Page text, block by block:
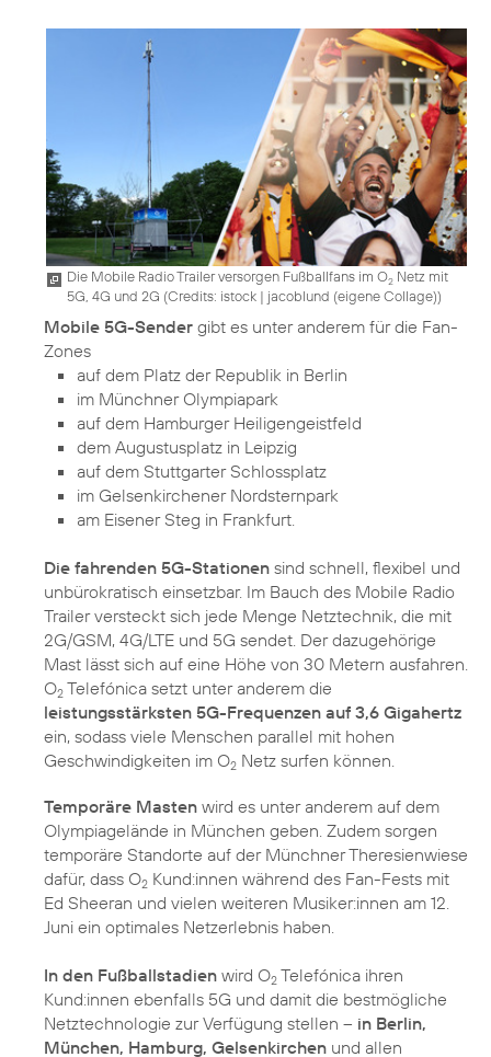
Die Mobile Radio Trailer versorgen Fußballfans im O2 Netz mit
5G, 4G und 2G (Credits: istock | jacoblund (eigene Collage))
Mobile 5G-Sender gibt es unter anderem für die Fan-
auf dem Platz der Republik in Berlin
im Münchner Olympiapark
auf dem Hamburger Heiligengeistfeld
dem Augustusplatz in Leipzig
auf dem Stuttgarter Schlossplatz
im Gelsenkirchener Nordsternpark
am Eisener Steg in Frankfurt.
Die fahrenden 5G-Stationen sind schnell, flexibel und
unbürokratisch einsetzbar. Im Bauch des Mobile Radio
Trailer versteckt sich jede Menge Netztechnik, die mit
2G/GSM, 4G/LTE und 5G sendet. Der dazugehörige
Mast lässt sich auf eine Höhe von 30 Metern ausfahren.
O2 Telefónica setzt unter anderem die
leistungsstärksten 5G-Frequenzen auf 3,6 Gigahertz
ein, sodass viele Menschen parallel mit hohen
Geschwindigkeiten im O2 Netz surfen können.
Temporäre Masten wird es unter anderem auf dem
Olympiagelände in München geben. Zudem sorgen
temporäre Standorte auf der Münchner Theresienwiese
dafür, dass O2 Kund:innen während des Fan-Fests mit
Ed Sheeran und vielen weiteren Musiker:innen am 12.
Juni ein optimales Netzerlebnis haben.
In den Fußballstadien wird O2 Telefónica ihren
Kund:innen ebenfalls 5G und damit die bestmögliche
Netztechnologie zur Verfügung stellen – in Berlin,
München, Hamburg, Gelsenkirchen und allen